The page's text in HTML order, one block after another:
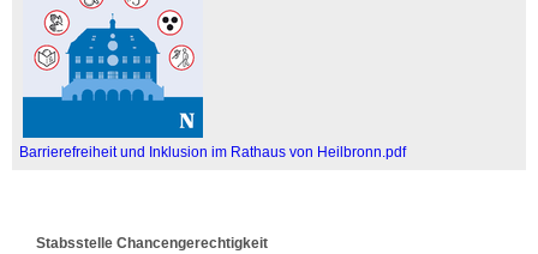
Barrierefreiheit und Inklusion im Rathaus von Heilbronn.pdf
Stabsstelle Chancengerechtigkeit